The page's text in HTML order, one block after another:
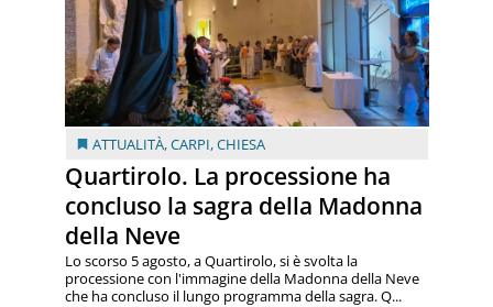
ATTUALITÀ,CARPI,CHIESA
Quartirolo. La processione ha
concluso la sagra della Madonna
della Neve
Lo scorso 5 agosto, a Quartirolo, si è svolta la
processione con l'immagine della Madonna della Neve
che ha concluso il lungo programma della sagra. Q...